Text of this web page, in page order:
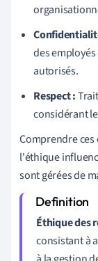
des
autorisés.
Respect :
considérant
Comprendre
l'éthique
sont gérées de
Éthique des
consistant à